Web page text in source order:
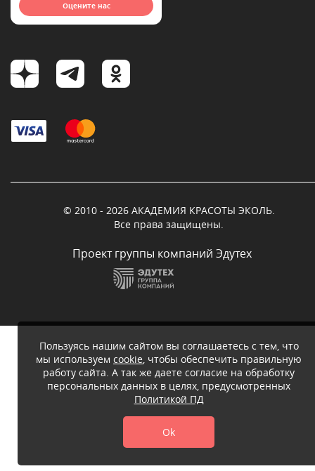
Оцените нас
© 2010 - 2026 АКАДЕМИЯ КРАСОТЫ ЭКОЛЬ.
Все права защищены.
Проект группы компаний Эдутех
Пользуясь нашим сайтом вы соглашаетесь с тем, что
мы используем cookie, чтобы обеспечить правильную
работу сайта. А так же даете согласие на обработку
персональных данных в целях, предусмотренных
Политикой ПД
Ok